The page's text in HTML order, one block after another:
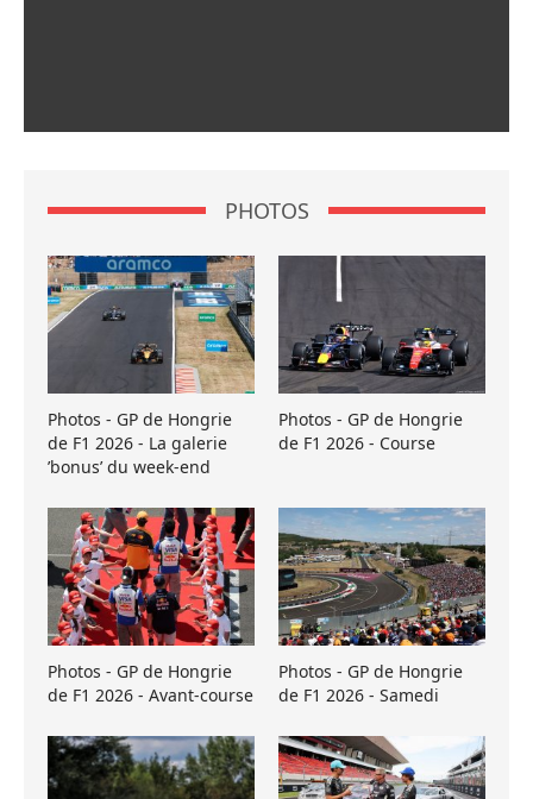
PHOTOS
Photos - GP de Hongrie
de F1 2026 - La galerie
’bonus’ du week-end
Photos - GP de Hongrie
de F1 2026 - Course
Photos - GP de Hongrie
de F1 2026 - Avant-course
Photos - GP de Hongrie
de F1 2026 - Samedi